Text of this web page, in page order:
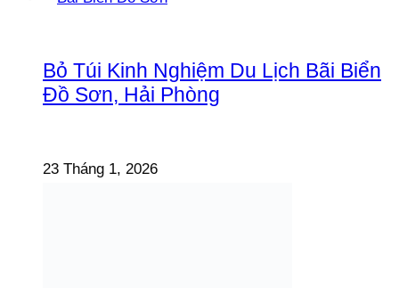
Bỏ Túi Kinh Nghiệm Du Lịch Bãi Biển
Đồ Sơn, Hải Phòng
23 Tháng 1, 2026